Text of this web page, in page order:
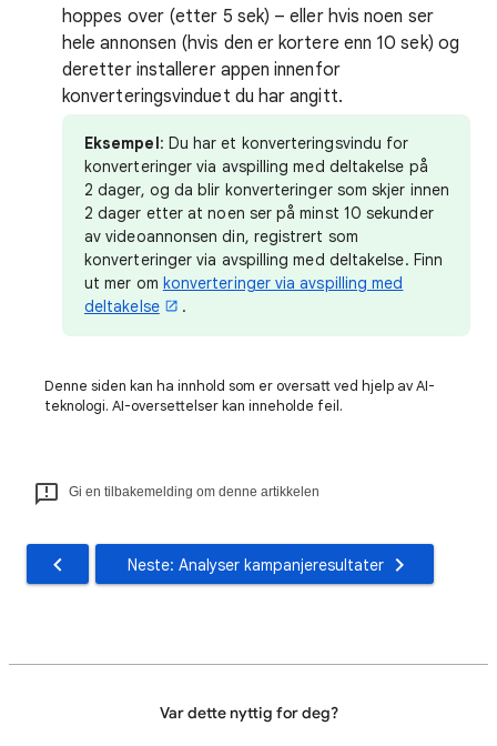
hoppes over (etter 5 sek) – eller hvis noen ser
hele annonsen (hvis den er kortere enn 10 sek) og
deretter installerer appen innenfor
konverteringsvinduet du har angitt.
Eksempel: Du har et konverteringsvindu for
konverteringer via avspilling med deltakelse på
2 dager, og da blir konverteringer som skjer innen
2 dager etter at noen ser på minst 10 sekunder
av videoannonsen din, registrert som
konverteringer via avspilling med deltakelse. Finn
ut mer om konverteringer via avspilling med
deltakelse
.
Denne siden kan ha innhold som er oversatt ved hjelp av AI-
teknologi. AI-oversettelser kan inneholde feil.
Gi en tilbakemelding om denne artikkelen
Neste: Analyser kampanjeresultater
Var dette nyttig for deg?